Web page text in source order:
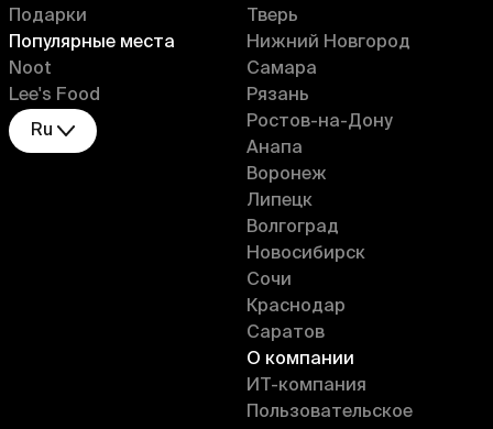
Подарки
Популярные места
Noot
Lee's Food
Ru
Тверь
Нижний Новгород
Самара
Рязань
Ростов-на-Дону
Анапа
Воронеж
Липецк
Волгоград
Новосибирск
Сочи
Краснодар
Саратов
О компании
ИT-компания
Пользовательское